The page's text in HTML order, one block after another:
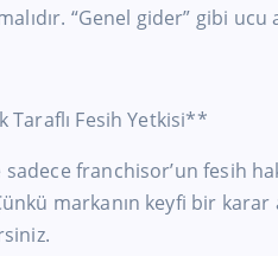
“Genel gider” gibi
Taraflı Fesih Yetkisi**
sadece franchisor’un fesih
markanın keyfi bir